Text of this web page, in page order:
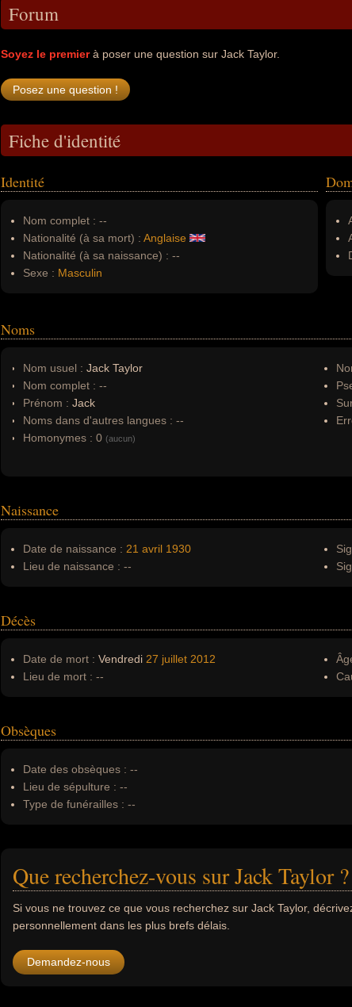
Forum
Soyez le premierà poser une question sur Jack Taylor.
Fiche d'identité
Identité
Nom complet : --
Nationalité (à sa mort) : Anglaise
Nationalité (à sa naissance) : --
Sexe : Masculin
Noms
Nom usuel : Jack Taylor
Nom complet : --
Prénom : Jack
Noms dans d'autres langues : --
Homonymes : 0 (aucun)
Naissance
Date de naissance : 21 avril 1930
Lieu de naissance : --
Décès
Date de mort : Vendredi 27 juillet 2012
Lieu de mort : --
Obsèques
Date des obsèques : --
Lieu de sépulture : --
Type de funérailles : --
Que recherchez-vous sur Jack Taylor ?
Si vous ne trouvez ce que vous recherchez sur Jack Taylor,
personnellement dans les plus brefs délais.
Demandez-nous